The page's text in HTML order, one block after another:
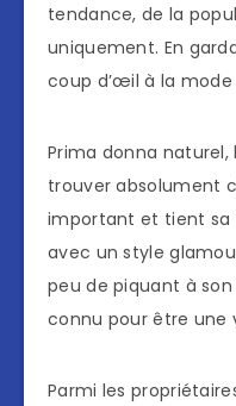
tendance, de la
uniquement. En
coup d’œil à la
Prima donna
trouver absolument
important et tient sa
avec un style
peu de piquant à
connu pour être une
Parmi les